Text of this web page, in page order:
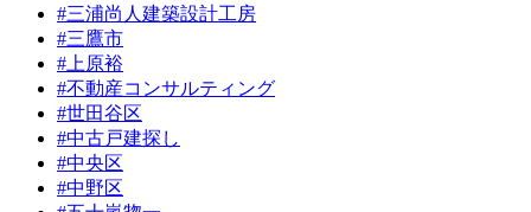
#三浦尚人建築設計工房
#三鷹市
#上原裕
#不動産コンサルティング
#世田谷区
#中古戸建探し
#中央区
#中野区